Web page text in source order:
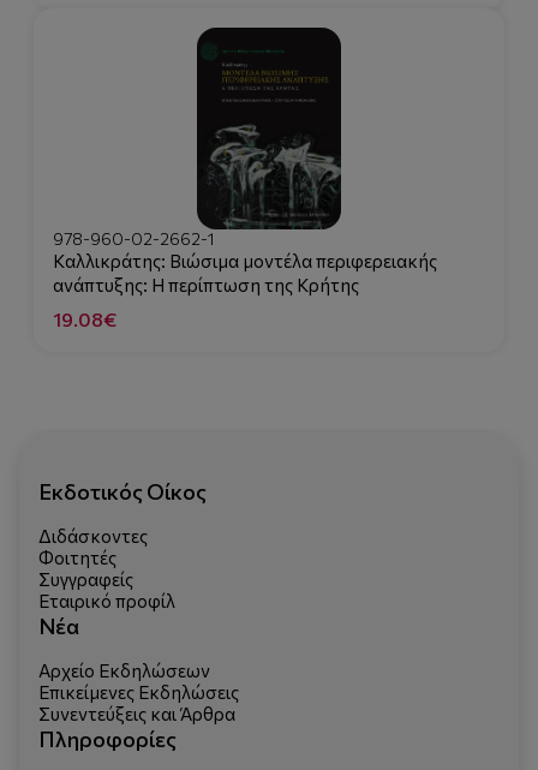
978-960-02-2662-1
Καλλικράτης: Βιώσιμα μοντέλα περιφερειακής
ανάπτυξης: Η περίπτωση της Κρήτης
19.08€
Εκδοτικός Οίκος
Διδάσκοντες
Φοιτητές
Συγγραφείς
Εταιρικό προφίλ
Νέα
Αρχείο Εκδηλώσεων
Επικείμενες Εκδηλώσεις
Συνεντεύξεις και Άρθρα
Πληροφορίες